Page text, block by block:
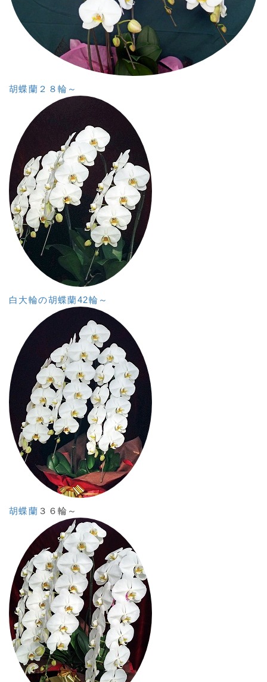
胡蝶蘭２８輪～
白大輪の胡蝶蘭42輪～
胡蝶蘭 ３６輪～